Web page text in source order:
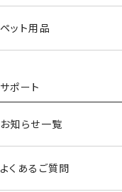
ペット用品
サポート
お知らせ一覧
よくあるご質問